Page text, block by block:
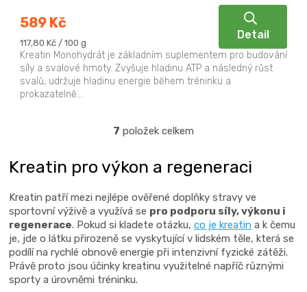
589 Kč
Měrná
cena:
117,80 Kč / 100 g
Detail
Kreatin Monohydrát je základním suplementem pro budování
síly a svalové hmoty. Zvyšuje hladinu ATP a následný růst
svalů, udržuje hladinu energie během tréninku a
prokazatelně...
O
l
d
a
c
í
p
7 položek celkem
Kreatin pro výkon a regeneraci
Kreatin patří mezi nejlépe ověřené doplňky stravy ve
sportovní výživě a využívá se pro podporu síly, výkonu i
regenerace. Pokud si kladete otázku, co je kreatin a k čemu
je, jde o látku přirozeně se vyskytující v lidském těle, která se
podílí na rychlé obnově energie při intenzivní fyzické zátěži.
Právě proto jsou účinky kreatinu využitelné napříč různými
sporty a úrovněmi tréninku.